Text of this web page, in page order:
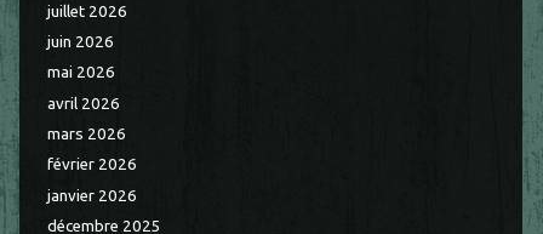
juillet 2026
juin 2026
mai 2026
avril 2026
mars 2026
février 2026
janvier 2026
décembre 2025